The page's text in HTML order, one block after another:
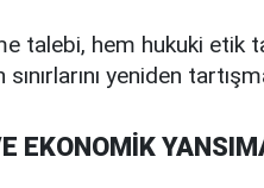
talebi, hem hukuki etik
yeniden
EKONOMİK